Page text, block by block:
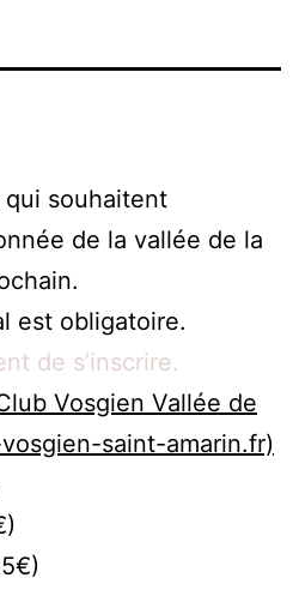
souhaitent
de la vallée de la
est obligatoire.
de s’inscrire.
Vosgien Vallée de
saint-amarin.fr)